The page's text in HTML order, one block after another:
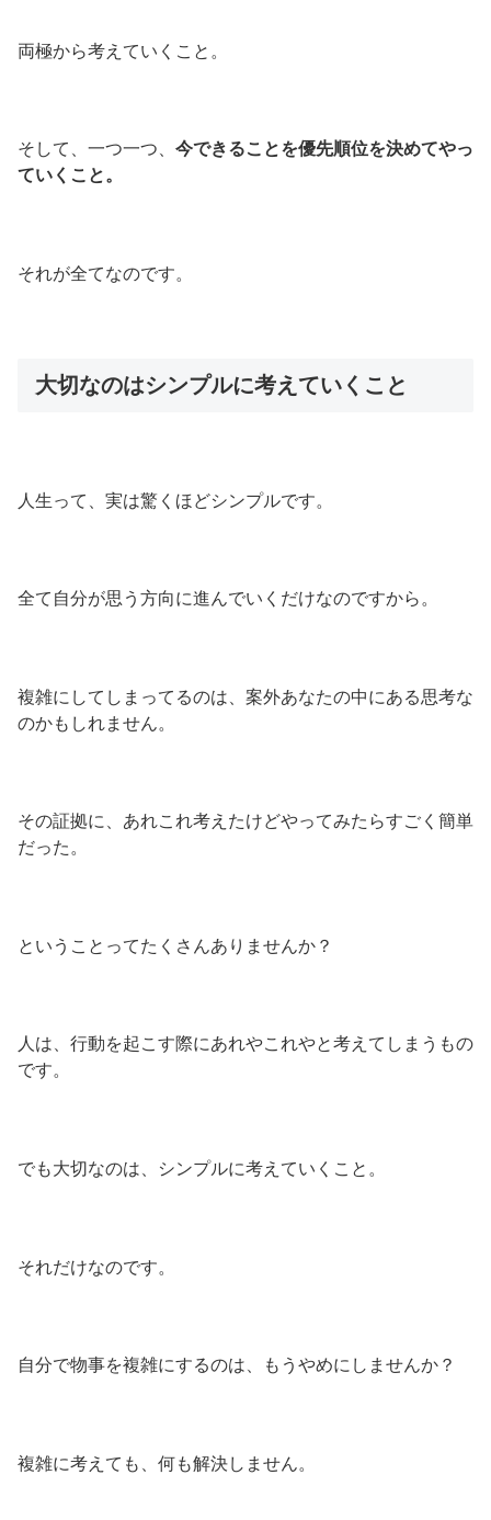
両極から考えていくこと。
そして、一つ一つ、 今できることを優先順位を決めてやっ
ていくこと。
それが全てなのです。
大切なのはシンプルに考えていくこと
人生って、実は驚くほどシンプルです。
全て自分が思う方向に進んでいくだけなのですから。
複雑にしてしまってるのは、案外あなたの中にある思考な
のかもしれません。
その証拠に、あれこれ考えたけどやってみたらすごく簡単
だった。
ということってたくさんありませんか？
人は、行動を起こす際にあれやこれやと考えてしまうもの
です。
でも大切なのは、シンプルに考えていくこと。
それだけなのです。
自分で物事を複雑にするのは、もうやめにしませんか？
複雑に考えても、何も解決しません。